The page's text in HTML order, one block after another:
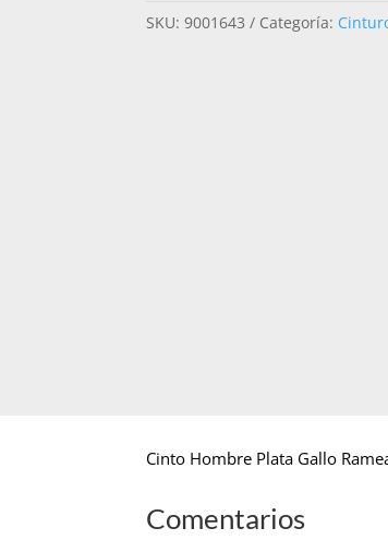
RAMEADO
SKU:9001643 Categoría:
Cinto Hombre Plata Gallo
Comentarios